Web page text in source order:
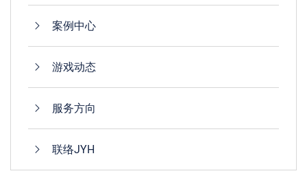
案例中心
游戏动态
服务方向
联络JYH